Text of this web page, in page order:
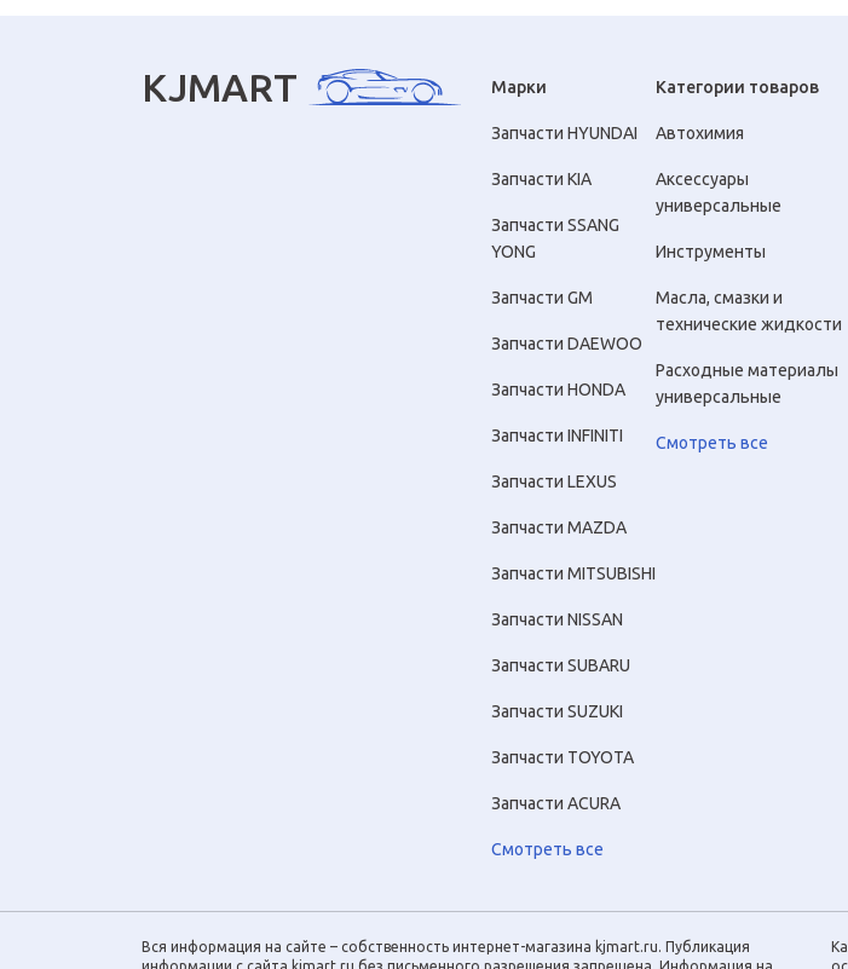
KJMART Марки
Запчасти HYUNDAI
Запчасти KIA
Запчасти SSANG
YONG
Запчасти GM
Запчасти DAEWOO
Запчасти HONDA
Запчасти INFINITI
Запчасти LEXUS
Запчасти MAZDA
Запчасти MITSUBISHI
Запчасти NISSAN
Запчасти SUBARU
Запчасти SUZUKI
Запчасти TOYOTA
Запчасти ACURA
Смотреть все
Категории товаров
Автохимия
Аксессуары
универсальные
Инструменты
Масла, смазки и
технические жидкости
Расходные материалы
универсальные
Смотреть все
Вся информация на сайте – собственность интернет-магазина kjmart.ru. Публикация